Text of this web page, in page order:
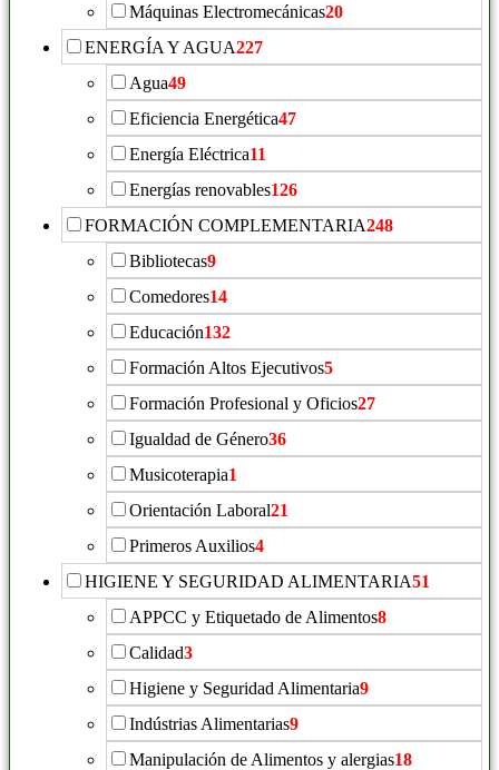
Máquinas Electromecánicas20
ENERGÍA Y AGUA227
Agua49
Eficiencia Energética47
Energía Eléctrica11
Energías renovables126
FORMACIÓN COMPLEMENTARIA248
Bibliotecas9
Comedores14
Educación132
Formación Altos Ejecutivos5
Formación Profesional y Oficios27
Igualdad de Género36
Musicoterapia1
Orientación Laboral21
Primeros Auxilios4
HIGIENE Y SEGURIDAD ALIMENTARIA51
APPCC y Etiquetado de Alimentos8
Calidad3
Higiene y Seguridad Alimentaria9
Indústrias Alimentarias9
Manipulación de Alimentos y alergias18